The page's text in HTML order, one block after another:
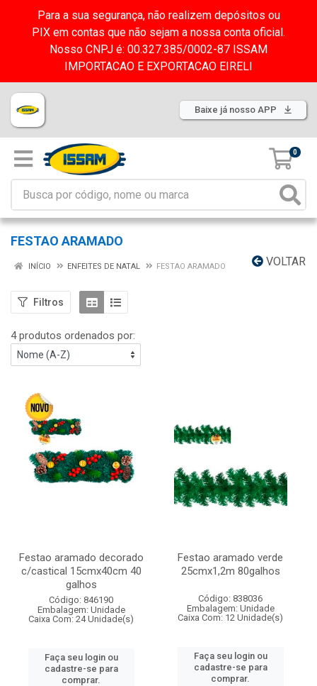
Para a sua segurança, não realizem depósitos ou
PIX em contas que não sejam a nossa conta oficial.
Nosso CNPJ é: 00.327.385/0002-87 ISSAM
IMPORTACAO E EXPORTACAO EIRELI
Baixe já nosso APP
0
FESTAO ARAMADO
VOLTAR
INÍCIO ENFEITES DE NATAL FESTAO ARAMADO
Filtros
4 produtos ordenados por:
Festao aramado decorado
c/castical 15cmx40cm 40
galhos
Código: 846190
Embalagem: Unidade
Caixa Com: 24 Unidade(s)
Faça seu login ou
cadastre-se para
comprar.
Festao aramado verde
25cmx1,2m 80galhos
Código: 838036
Embalagem: Unidade
Caixa Com: 12 Unidade(s)
Faça seu login ou
cadastre-se para
comprar.